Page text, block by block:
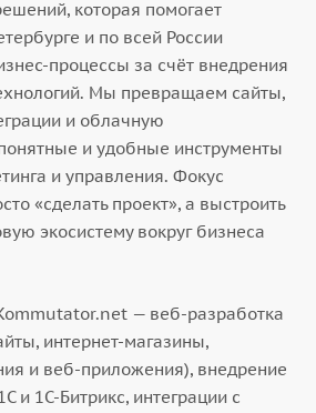
которая помогает
и по всей России
процессы за счёт внедрения
Мы превращаем сайты,
и облачную
и удобные инструменты
и управления. Фокус
«сделать проект», а выстроить
экосистему вокруг бизнеса
— веб-разработка
интернет-магазины,
и веб-приложения), внедрение
и 1С-Битрикс, интеграции с